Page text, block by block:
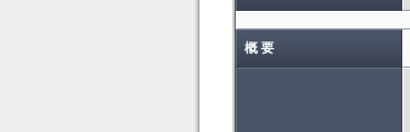
概 要